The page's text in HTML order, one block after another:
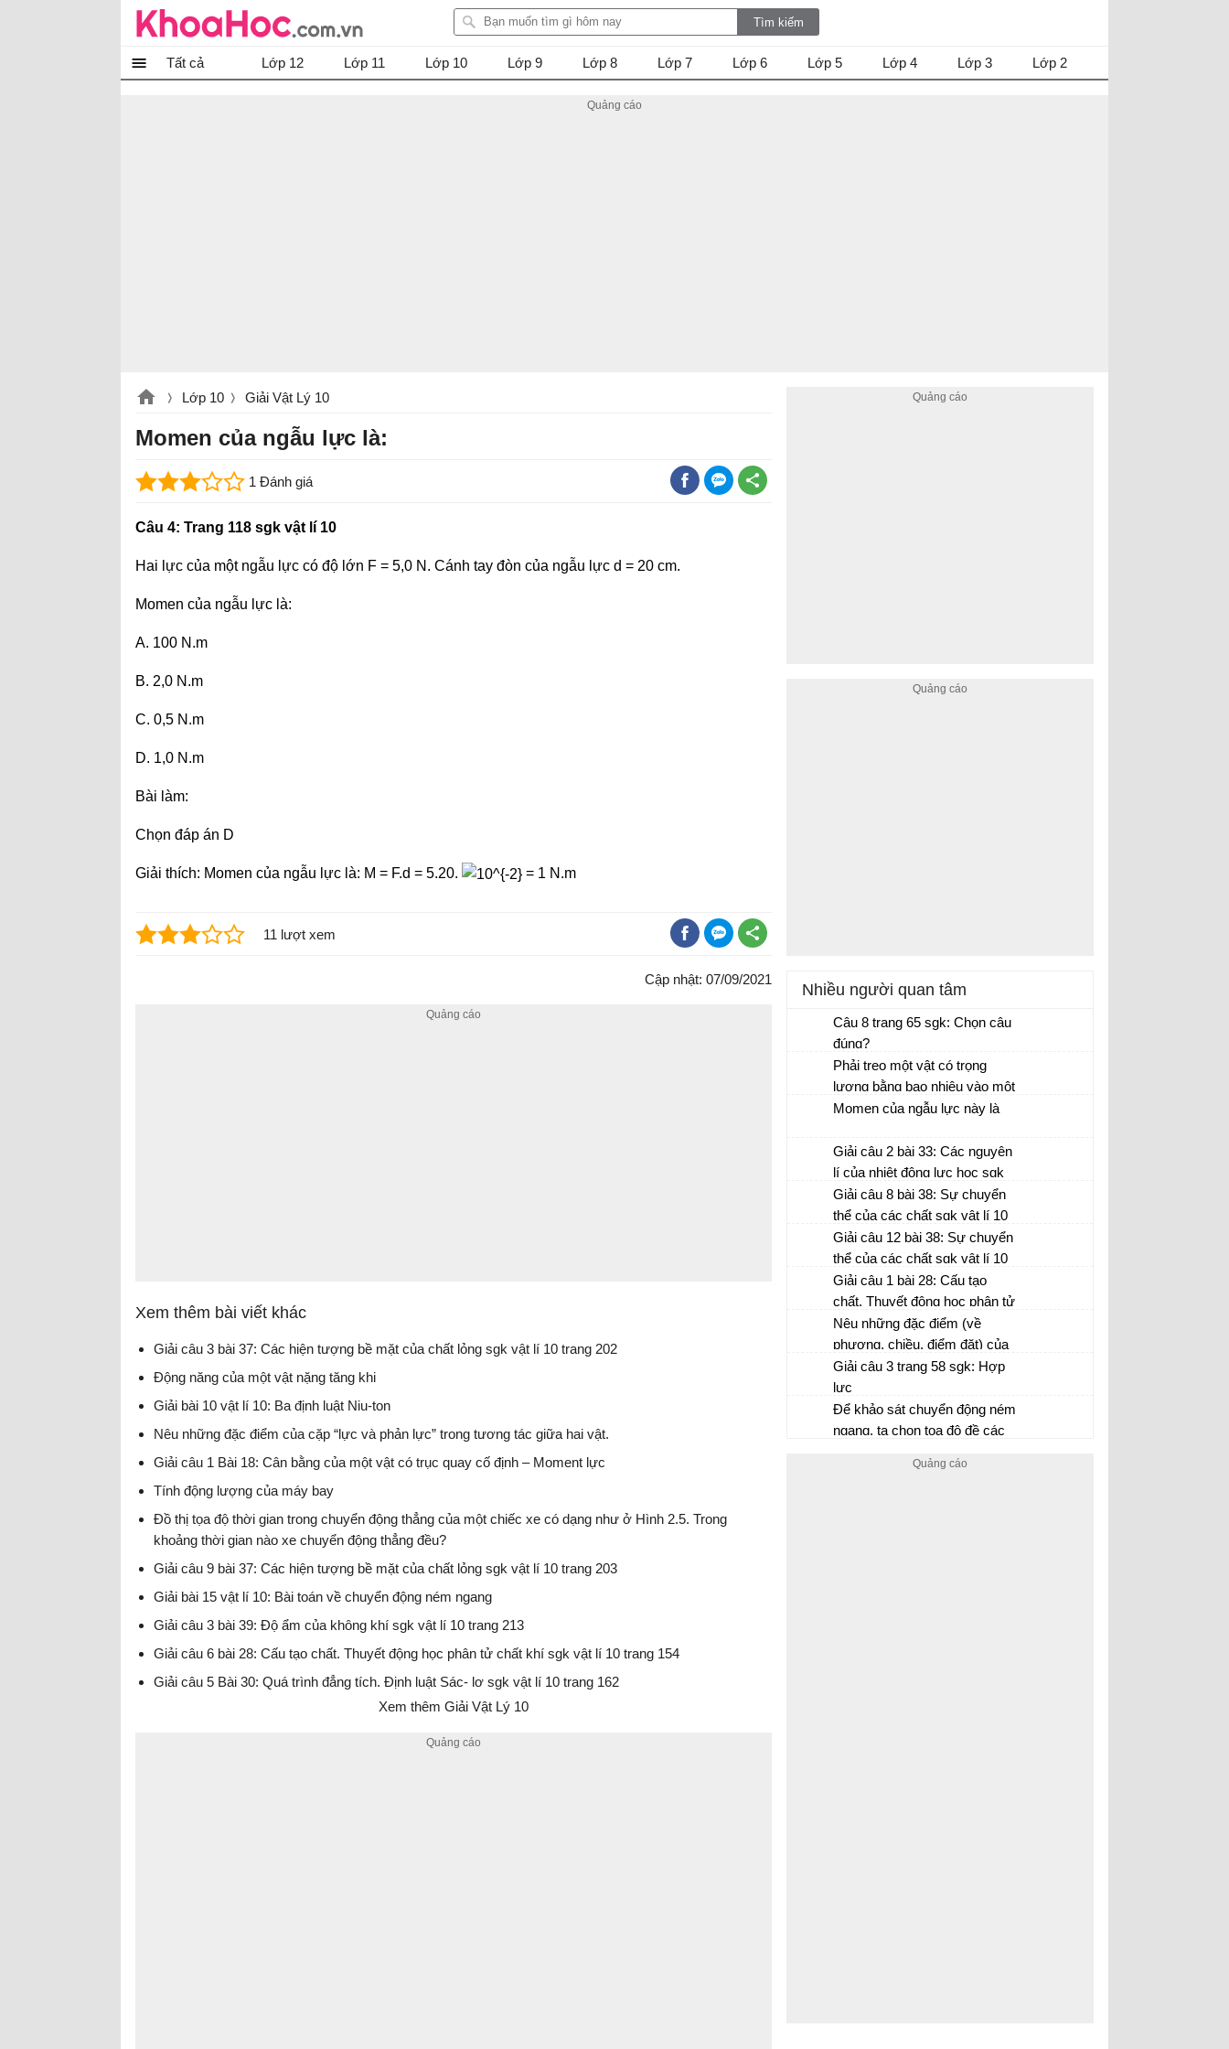
Tất cả Lớp 12 Lớp 11 Lớp 10 Lớp 9 Lớp 8 Lớp 7 Lớp 6 Lớp 5 Lớp 4 Lớp 3 Lớp 2
Lớp 10 Giải Vật Lý 10
Momen của ngẫu lực là:
1 Đánh giá
Câu 4: Trang 118 sgk vật lí 10
Hai lực của một ngẫu lực có độ lớn F = 5,0 N. Cánh tay đòn của ngẫu lực d = 20 cm.
Momen của ngẫu lực là:
A. 100 N.m
B. 2,0 N.m
C. 0,5 N.m
D. 1,0 N.m
Bài làm:
Chọn đáp án D
Giải thích: Momen của ngẫu lực là: M = F.d = 5.20. = 1 N.m
11 lượt xem
Cập nhật: 07/09/2021
Xem thêm bài viết khác
Giải câu 3 bài 37: Các hiện tượng bề mặt của chất lỏng sgk vật lí 10 trang 202
Động năng của một vật nặng tăng khi
Giải bài 10 vật lí 10: Ba định luật Niu-ton
Nêu những đặc điểm của cặp “lực và phản lực” trong tương tác giữa hai vật.
Giải câu 1 Bài 18: Cân bằng của một vật có trục quay cố định – Moment lực
Tính động lượng của máy bay
Đồ thị tọa độ thời gian trong chuyển động thẳng của một chiếc xe có dạng như ở Hình 2.5. Trong
khoảng thời gian nào xe chuyển động thẳng đều?
Giải câu 9 bài 37: Các hiện tượng bề mặt của chất lỏng sgk vật lí 10 trang 203
Giải bài 15 vật lí 10: Bài toán về chuyển động ném ngang
Giải câu 3 bài 39: Độ ẩm của không khí sgk vật lí 10 trang 213
Giải câu 6 bài 28: Cấu tạo chất. Thuyết động học phân tử chất khí sgk vật lí 10 trang 154
Giải câu 5 Bài 30: Quá trình đẳng tích. Định luật Sác- lơ sgk vật lí 10 trang 162
Xem thêm Giải Vật Lý 10
Nhiều người quan tâm
Câu 8 trang 65 sgk: Chọn câu
đúng?
Phải treo một vật có trọng
lượng bằng bao nhiêu vào một
lò xo có độ cứng k = 100 N/m
Momen của ngẫu lực này là
Giải câu 2 bài 33: Các nguyên
lí của nhiệt động lực học sgk
vật lí 10 trang 179
Giải câu 8 bài 38: Sự chuyển
thể của các chất sgk vật lí 10
trang 210
Giải câu 12 bài 38: Sự chuyển
thể của các chất sgk vật lí 10
trang 210
Giải câu 1 bài 28: Cấu tạo
chất. Thuyết động học phân tử
chất khí sgk vật lí 10 trang 154
Nêu những đặc điểm (về
phương, chiều, điểm đặt) của
lực đàn hồi của
Giải câu 3 trang 58 sgk: Hợp
lực
Để khảo sát chuyển động ném
ngang, ta chọn tọa độ đề các
Nêu cách phân tích chuyển